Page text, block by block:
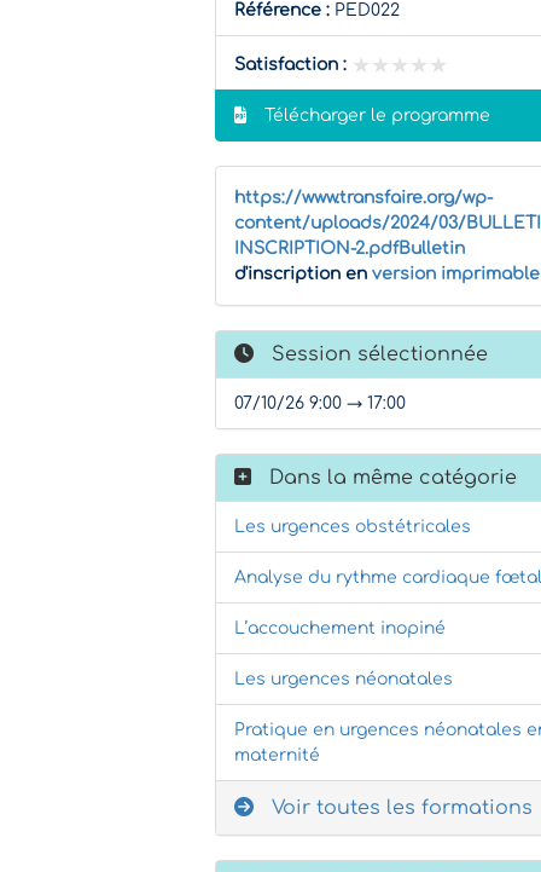
Référence : PED022
Satisfaction : ★★★★★
★★★★★
Télécharger le programme
https://www.transfaire.org/wp-
content/uploads/2024/03/
INSCRIPTION-2.pdfBulletin
d'inscription en version imprimable
Session sélectionnée
07/10/26 9:00 → 17:00
Dans la même catégorie
Les urgences obstétricales
Analyse du rythme cardiaque fœtal
L’accouchement inopiné
Les urgences néonatales
Pratique en urgences néonatales
maternité
Voir toutes les formations